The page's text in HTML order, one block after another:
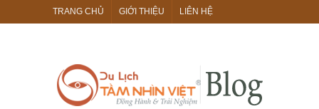
TRANG CHỦ GIỚI THIỆU LIÊN HỆ